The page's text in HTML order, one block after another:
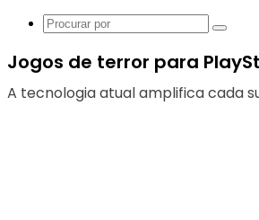
Procurar
Jogos de terror para
A tecnologia atual amplifica cada